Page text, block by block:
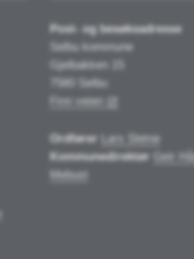
Post- og besøksadresse
Selbu kommune
Gjelbakken 15
7580 Selbu
Finn veien
Ordfører
Lars Sletne
Kommunedirektør
Geir
Mebust